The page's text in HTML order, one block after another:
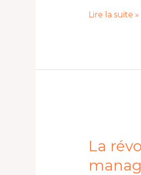
Lire la suite »
La
du
réel